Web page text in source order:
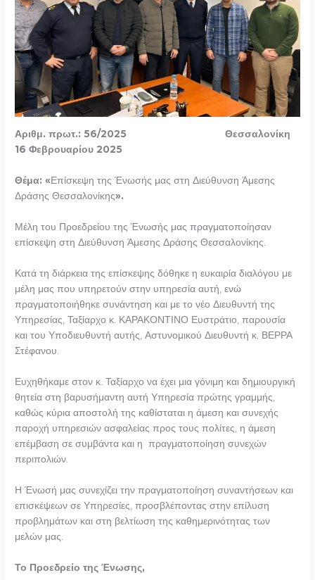
Αριθμ. πρωτ.: 56/2025 Θεσσαλονίκη
16 Φεβρουαρίου 2025
Θέμα: «Επίσκεψη της Ένωσής μας στη Διεύθυνση Άμεσης
Δράσης Θεσσαλονίκης».
Μέλη του Προεδρείου της Ένωσής μας πραγματοποίησαν
επίσκεψη στη Διεύθυνση Άμεσης Δράσης Θεσσαλονίκης.
Κατά τη διάρκεια της επίσκεψης δόθηκε η ευκαιρία διαλόγου με
μέλη μας που υπηρετούν στην υπηρεσία αυτή, ενώ
πραγματοποιήθηκε συνάντηση και με το νέο Διευθυντή της
Υπηρεσίας, Ταξίαρχο κ. ΚΑΡΑΚΟΝΤΙΝΟ Ευστράτιο, παρουσία
και του Υποδιευθυντή αυτής, Αστυνομικού Διευθυντή κ. ΒΕΡΡΑ
Στέφανου.
Ευχηθήκαμε στον κ. Ταξίαρχο να έχει μια γόνιμη και δημιουργική
θητεία στη βαρυσήμαντη αυτή Υπηρεσία πρώτης γραμμής,
καθώς κύρια αποστολή της καθίσταται η άμεση και συνεχής
παροχή υπηρεσιών ασφαλείας προς τους πολίτες, η άμεση
επέμβαση σε συμβάντα και η πραγματοποίηση συνεχών
περιπολιών.
Η Ένωσή μας συνεχίζει την πραγματοποίηση συναντήσεων και
επισκέψεων σε Υπηρεσίες, προσβλέποντας στην επίλυση
προβλημάτων και στη βελτίωση της καθημερινότητας των
μελών μας.
Το Προεδρείο της Ένωσης,